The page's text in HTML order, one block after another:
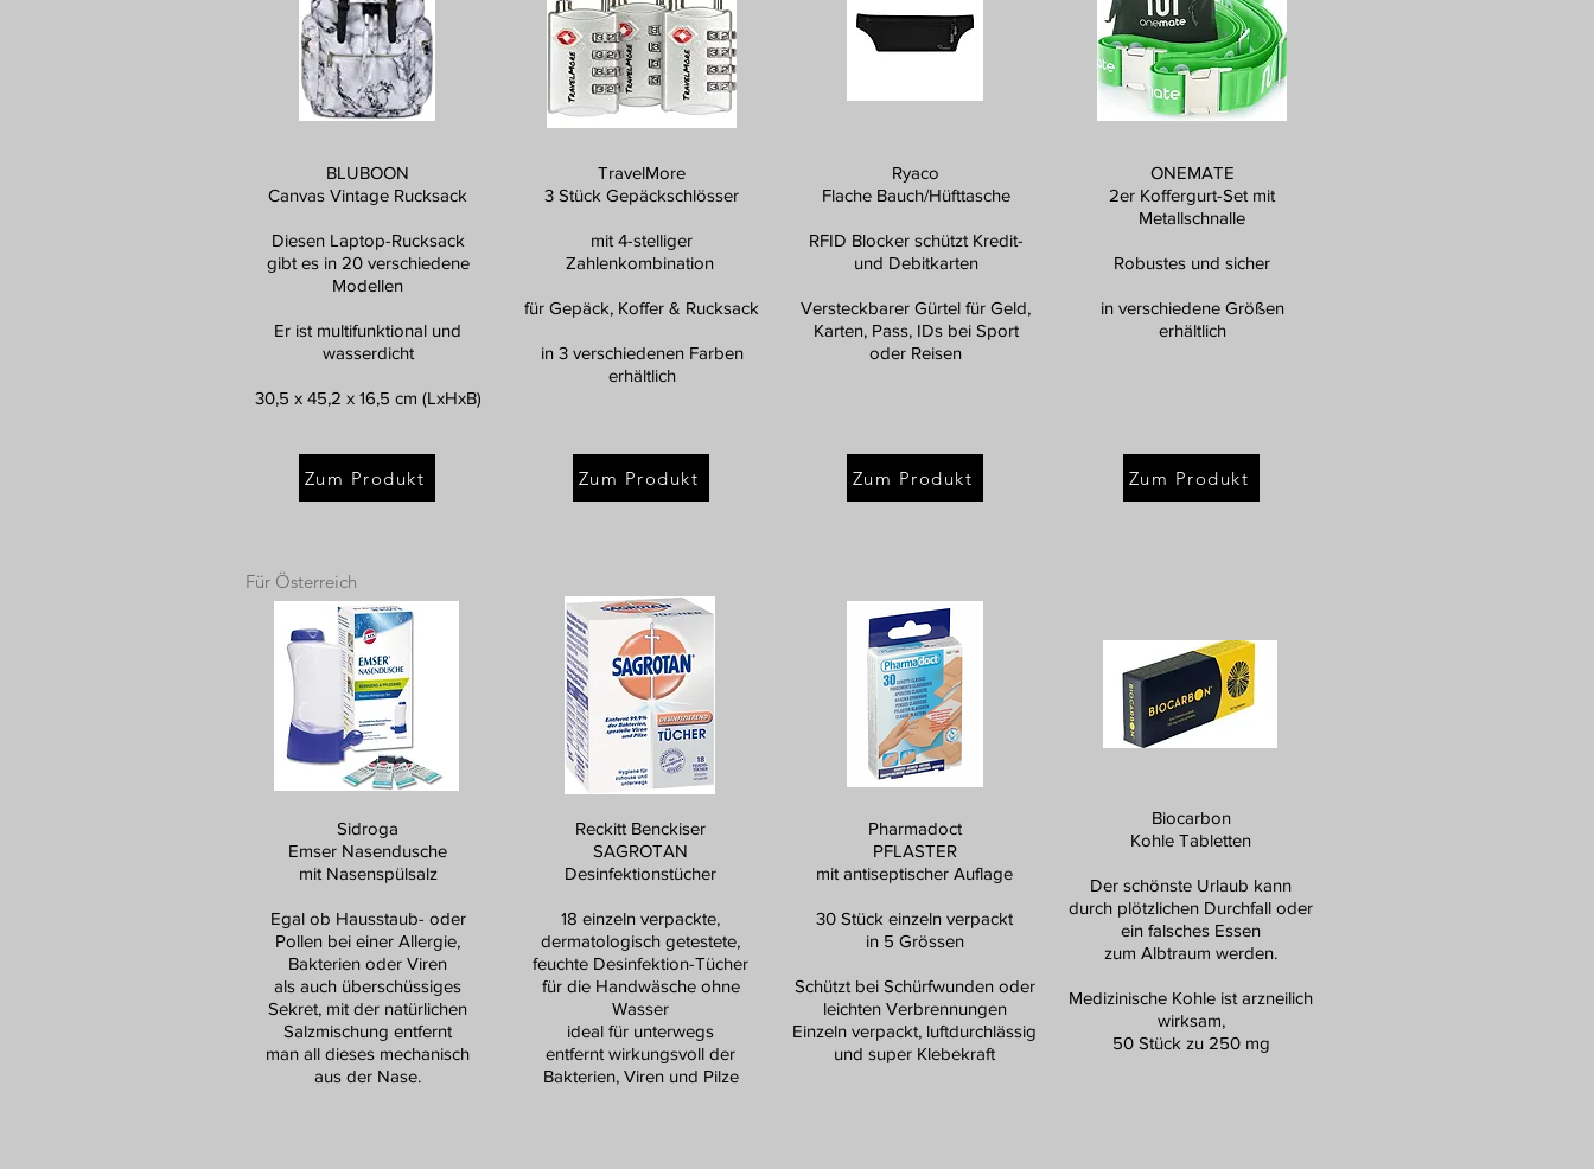
BLUBOON
Canvas Vintage Rucksack
Diesen Laptop-Rucksack
gibt es in 20 verschiedene
Modellen
Er ist multifunktional und
wasserdicht
30,5 x 45,2 x 16,5 cm (LxHxB)
Zum Produkt
TravelMore
3 Stück Gepäckschlösser
mit 4-stelliger
Zahlenkombination
für Gepäck, Koffer & Rucksack
in 3 verschiedenen Farben
erhältlich
Zum Produkt
Ryaco
Flache Bauch/Hüfttasche
RFID Blocker schützt Kredit-
und Debitkarten
Versteckbarer Gürtel für Geld,
Karten, Pass, IDs bei Sport
oder Reisen
Zum Produkt
ONEMATE
2er Koffergurt-Set mit
Metallschnalle
Robustes und sicher
in verschiedene Größen
erhältlich
Zum Produkt
Für Österreich
Sidroga
Emser Nasendusche
mit Nasenspülsalz
Egal ob Hausstaub- oder
Pollen bei einer Allergie,
Bakterien oder Viren
als auch überschüssiges
Sekret, mit der natürlichen
Salzmischung entfernt
man all dieses mechanisch
aus der Nase.
Reckitt Benckiser
SAGROTAN
Desinfektionstücher
18 einzeln verpackte,
dermatologisch getestete,
feuchte Desinfektion-Tücher
für die Handwäsche ohne
Wasser
ideal für unterwegs
entfernt wirkungsvoll der
Bakterien, Viren und Pilze
Pharmadoct
PFLASTER
mit antiseptischer Auflage
30 Stück einzeln verpackt
in 5 Grössen
Schützt bei Schürfwunden oder
leichten Verbrennungen
Einzeln verpackt, luftdurchlässig
und super Klebekraft
Biocarbon
Kohle Tabletten
Der schönste Urlaub kann
durch plötzlichen Durchfall oder
ein falsches Essen
zum Albtraum werden.
Medizinische Kohle ist arzneilich
wirksam,
50 Stück zu 250 mg